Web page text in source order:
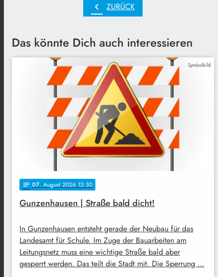
chevron_left ZURÜCK
Das könnte Dich auch interessieren
Symbolbild
notes 07. August 2026 12:30
Gunzenhausen | Straße bald dicht!
In Gunzenhausen entsteht gerade der Neubau für das
Landesamt für Schule. Im Zuge der Bauarbeiten am
Leitungsnetz muss eine wichtige Straße bald aber
gesperrt werden. Das teilt die Stadt mit. Die Sperrung …